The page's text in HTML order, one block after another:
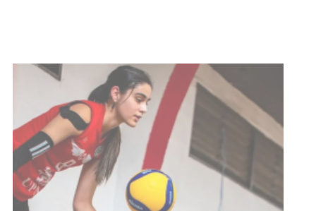
vacunación contra el
meningococo
03-08-2026
UTE hizo llamado laboral para
personas en situación de
discapacidad
NOTICIAS